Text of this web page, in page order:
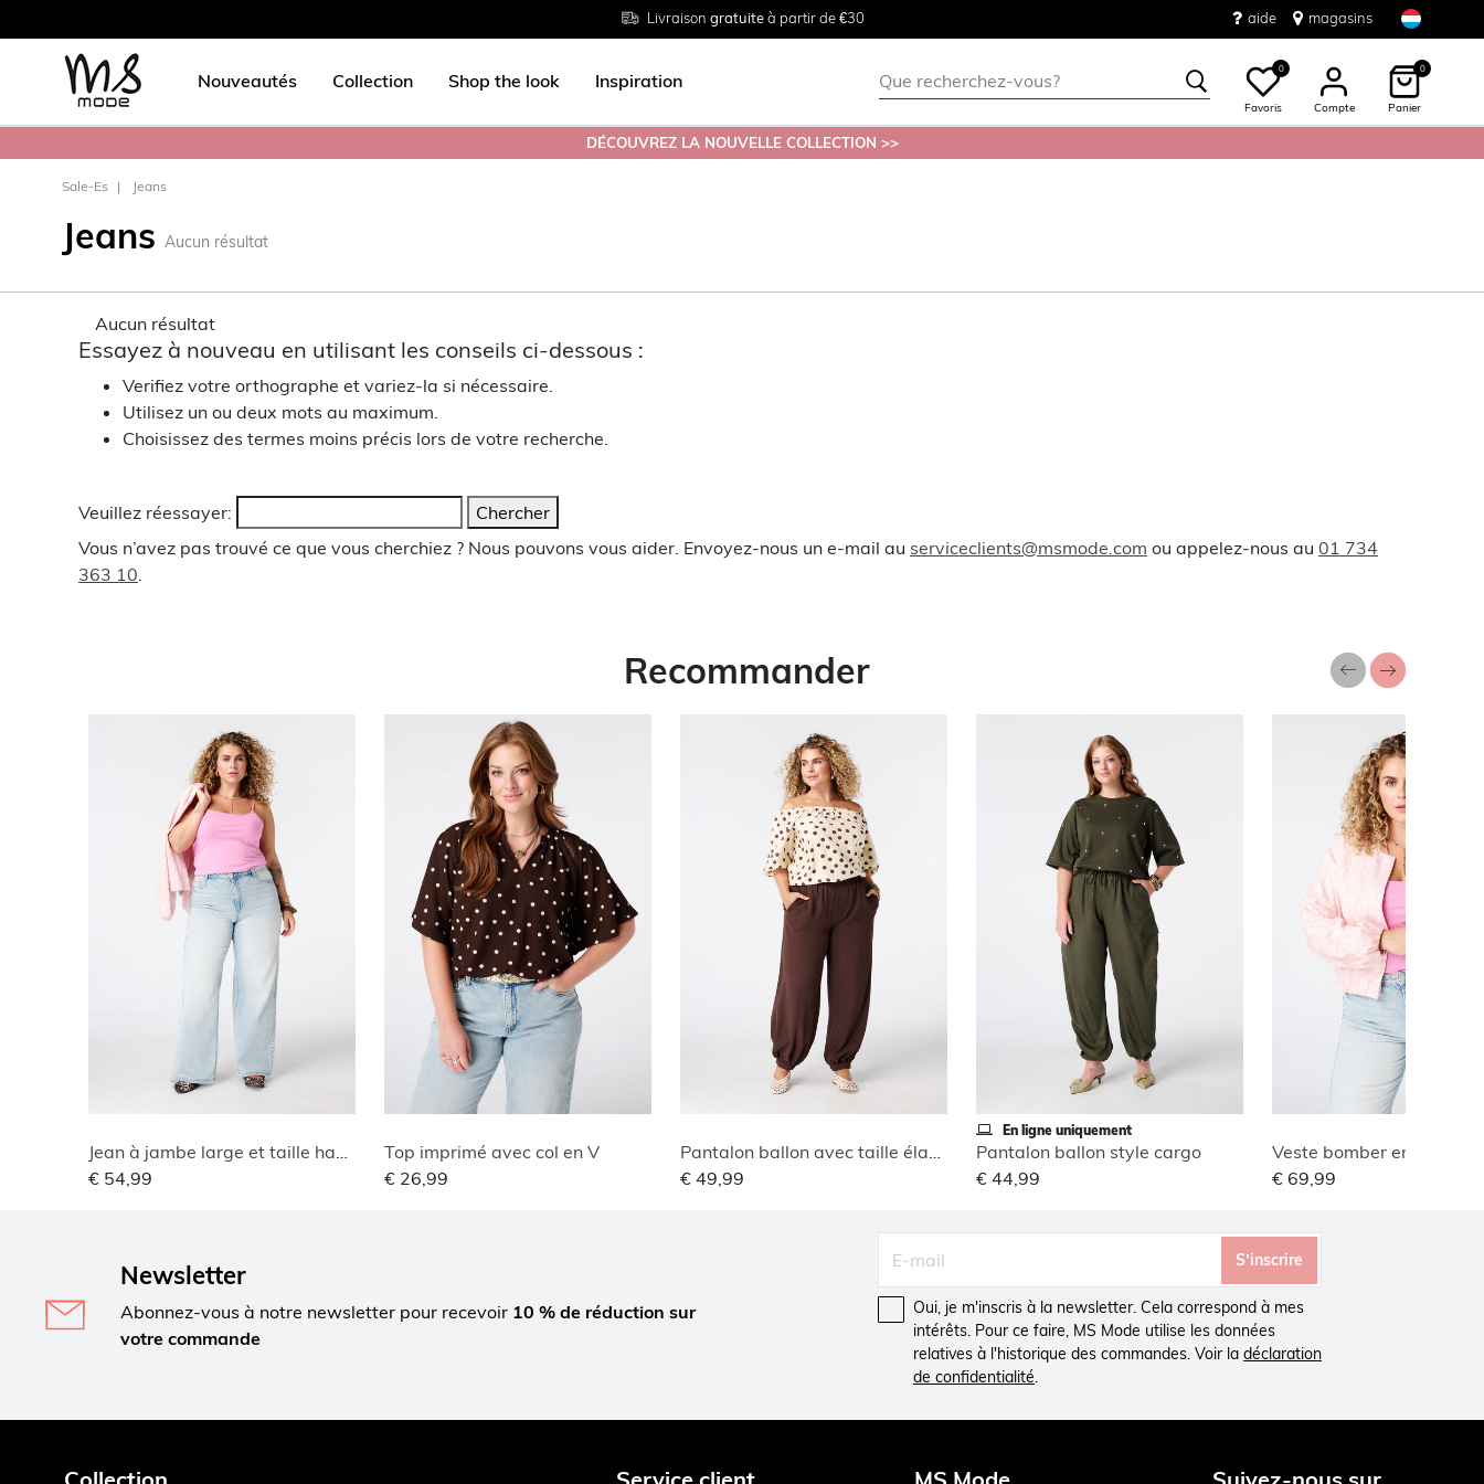
Livraison gratuiteà partir de €30
Tailles du38 au 54
Retourgratuit en magasin aide magasins
Nouveautés Collection Shop the look Inspiration
0
Favoris Compte
0
Panier
DÉCOUVREZ LA NOUVELLE COLLECTION >>
Sale-Es Jeans
Jeans Aucun résultat
Aucun résultat
Essayez à nouveau en utilisant les conseils ci-dessous :
Verifiez votre orthographe et variez-la si nécessaire.
Utilisez un ou deux mots au maximum.
Choisissez des termes moins précis lors de votre recherche.
Veuillez réessayer:
Chercher
Vous n’avez pas trouvé ce que vous cherchiez ? Nous pouvons vous aider. Envoyez-nous un e-mail au serviceclients@msmode.com ou appelez-nous au 01 734
363 10
Recommander
Jean à jambe large et taille haute
€ 54,99
Top imprimé avec col en V
€ 26,99
Pantalon ballon avec taille élastique
€ 49,99
En ligne uniquement
Pantalon ballon style cargo
€ 44,99
Veste bomber en
€ 69,99
Newsletter
Abonnez-vous à notre newsletter pour recevoir 10 % de réduction sur
votre commande
S’inscrire
Oui, je m'inscris à la newsletter. Cela correspond à mes
intérêts. Pour ce faire, MS Mode utilise les données
relatives à l'historique des commandes. Voir la déclaration
de confidentialité.